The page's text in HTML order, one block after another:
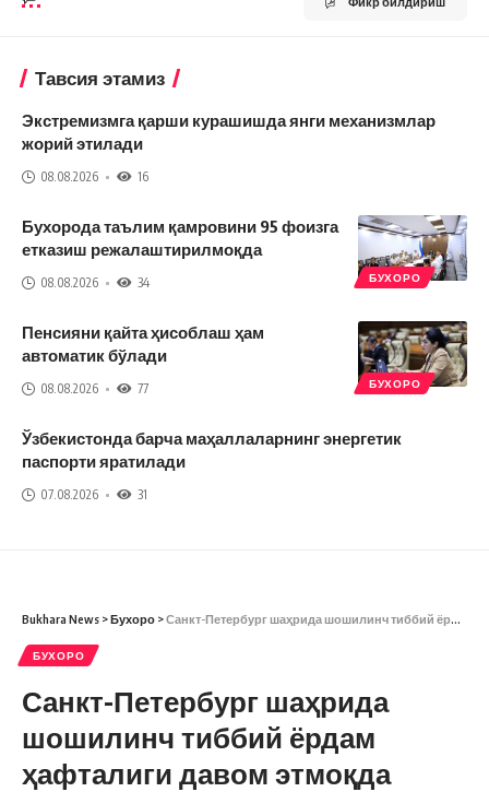
Тавсия этамиз
Экстремизмга қарши курашишда янги механизмлар
жорий этилади
08.08.2026 16
БУХОРО
Бухорода таълим қамровини 95 фоизга
етказиш режалаштирилмоқда
08.08.2026 34
БУХОРО
Пенсияни қайта ҳисоблаш ҳам
автоматик бўлади
08.08.2026 77
Ўзбекистонда барча маҳаллаларнинг энергетик
паспорти яратилади
07.08.2026 31
Bukhara News >Бухоро >Санкт-Петербург шаҳрида шошилинч тиббий ёрдам ҳафталиги давом этмоқда
БУХОРО
Санкт-Петербург шаҳрида
шошилинч тиббий ёрдам
ҳафталиги давом этмоқда